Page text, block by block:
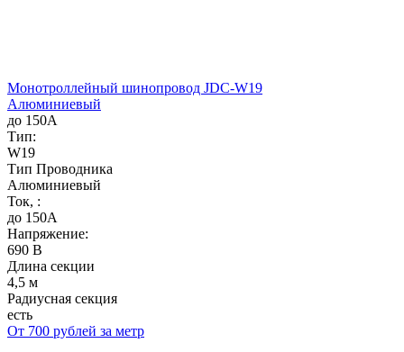
Монотроллейный шинопровод JDC-W19
Алюминиевый
до 150А
Тип:
W19
Тип Проводника
Алюминиевый
Ток, :
до 150А
Напряжение:
690 В
Длина секции
4,5 м
Радиусная секция
есть
От 700 рублей за метр